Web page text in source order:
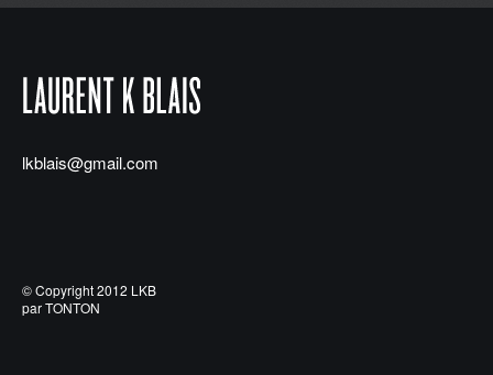
lkblais@gmail.com
© Copyright 2012 LKB
par TONTON